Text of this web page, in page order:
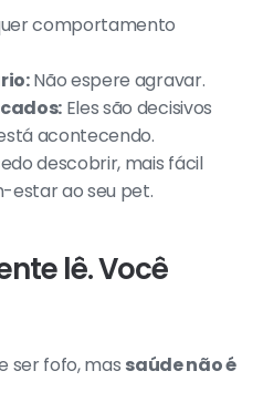
comportamento
Não espere agravar.
Eles são decisivos
acontecendo.
descobrir, mais fácil
estar ao seu pet.
lê. Você
ser fofo, mas saúde não é